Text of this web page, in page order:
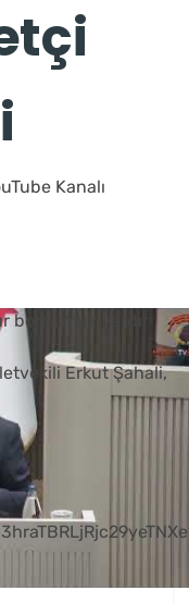
Kanalı
borcumuz vardır
Erkut Şahali,